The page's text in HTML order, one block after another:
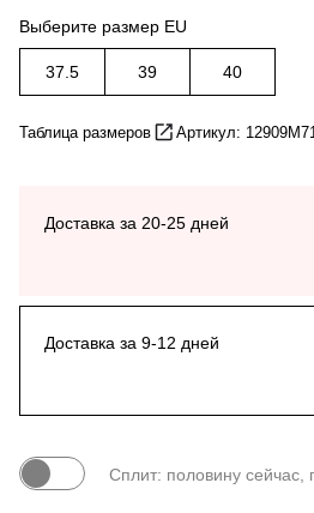
Выберите размер EU
37.5 39 40
Таблица размеров Артикул:
Доставка за 20-25 дней
Доставка за 9-12 дней
Сплит: половину сейчас,